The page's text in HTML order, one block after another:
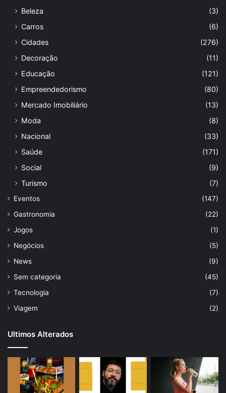
Beleza
(3)
Carros
(6)
Cidades
(276)
Decoração
(11)
Educação
(121)
Empreendedorismo
(80)
Mercado Imobiliário
(13)
Moda
(8)
Nacional
(33)
Saúde
(171)
Social
(9)
Turismo
(7)
Eventos
(147)
Gastronomia
(22)
Jogos
(1)
Negócios
(5)
News
(9)
Sem categoria
(45)
Tecnologia
(7)
Viagem
(2)
Ultimos Alterados